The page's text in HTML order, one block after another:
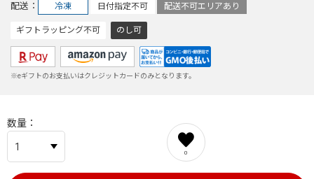
配送 冷凍 日付指定不可 配送不可エリアあり
ギフトラッピング不可 のし可
※eギフトのお支払いはクレジットカードのみとなります。
数量
0